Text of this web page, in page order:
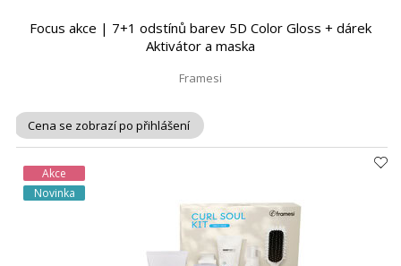
Focus akce | 7+1 odstínů barev 5D Color Gloss + dárek
Aktivátor a maska
Framesi
Cena se zobrazí po přihlášení
Akce
Novinka